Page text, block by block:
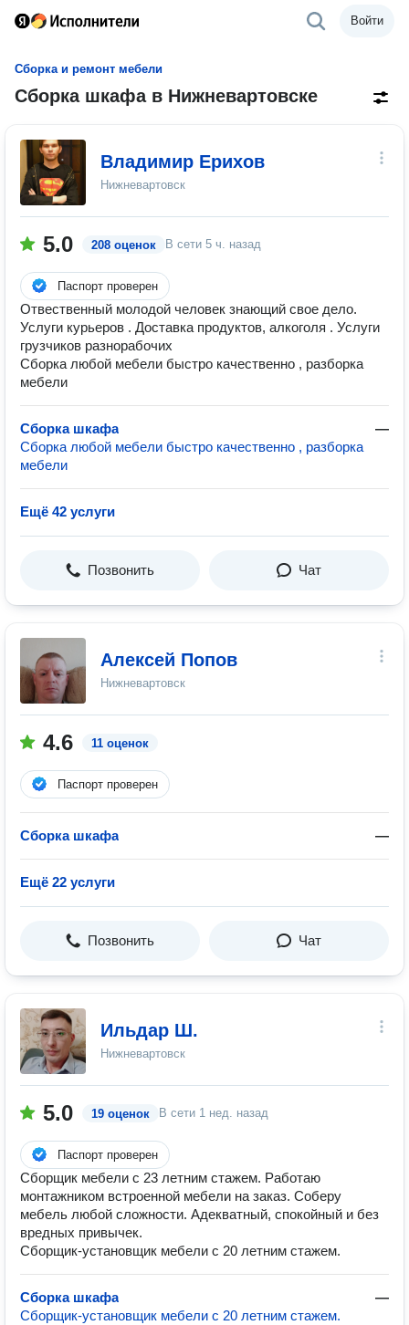
Войти
Сборка и ремонт мебели
Сборка шкафа в Нижневартовске
Владимир Ерихов
Нижневартовск
5.0 208 оценок В сети 5 ч. назад
Паспорт проверен
Отвественный молодой человек знающий свое дело.
Услуги курьеров . Доставка продуктов, алкоголя . Услуги
грузчиков разнорабочих
Сборка любой мебели быстро качественно , разборка
мебели
Сборка шкафа
—
Сборка любой мебели быстро качественно , разборка
мебели
Ещё 42 услуги
Позвонить Чат
Алексей Попов
Нижневартовск
4.6 11 оценок
Паспорт проверен
Сборка шкафа —
Ещё 22 услуги
Позвонить Чат
Ильдар Ш.
Нижневартовск
5.0 19 оценок В сети 1 нед. назад
Паспорт проверен
Сборщик мебели с 23 летним стажем. Работаю
монтажником встроенной мебели на заказ. Соберу
мебель любой сложности. Адекватный, спокойный и без
вредных привычек.
Сборщик-установщик мебели с 20 летним стажем.
Сборка шкафа
—
Сборщик-установщик мебели с 20 летним стажем.